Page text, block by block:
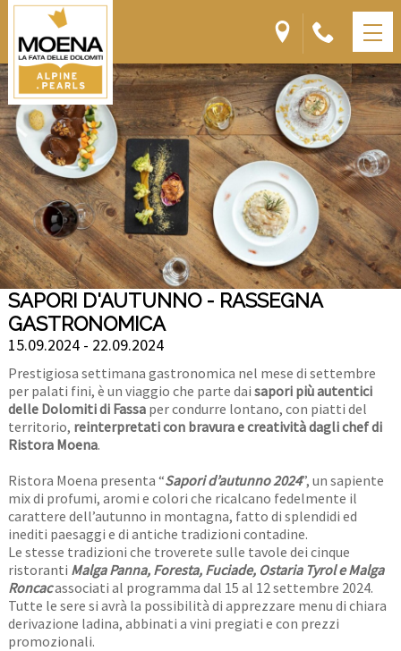
SAPORI D'AUTUNNO - RASSEGNA
GASTRONOMICA
15.09.2024 - 22.09.2024
Prestigiosa settimana gastronomica nel mese di settembre
per palati fini, è un viaggio che parte dai sapori più autentici
delle Dolomiti di Fassaper condurre lontano, con piatti del
territorio, reinterpretati con bravura e creatività dagli chef di
Ristora Moena.
Ristora Moena presenta “Sapori d’autunno 2024”, un sapiente
mix di profumi, aromi e colori che ricalcano fedelmente il
carattere dell’autunno in montagna, fatto di splendidi ed
inediti paesaggi e di antiche tradizioni contadine.
Le stesse tradizioni che troverete sulle tavole dei cinque
ristoranti Malga Panna, Foresta, Fuciade, Ostaria Tyrol e Malga
Roncacassociati al programma dal 15 al 12 settembre 2024.
Tutte le sere si avrà la possibilità di apprezzare menu di chiara
derivazione ladina, abbinati a vini pregiati e con prezzi
promozionali.